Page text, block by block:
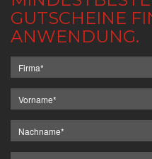
GUTSCHEINE
ANWENDUNG.